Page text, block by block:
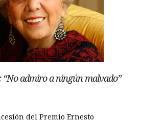
admiro a ningún malvado”
del Premio Ernesto